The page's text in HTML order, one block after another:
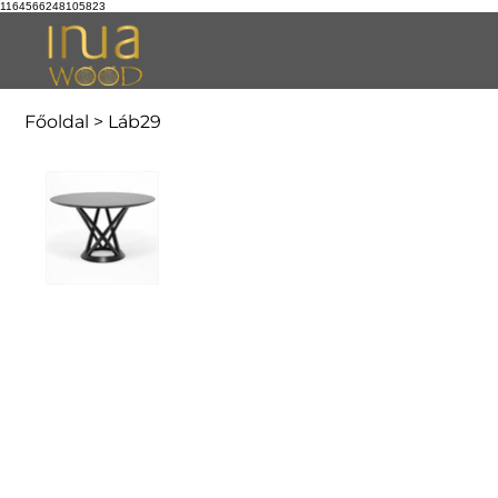
1164566248105823
Főoldal > Láb29